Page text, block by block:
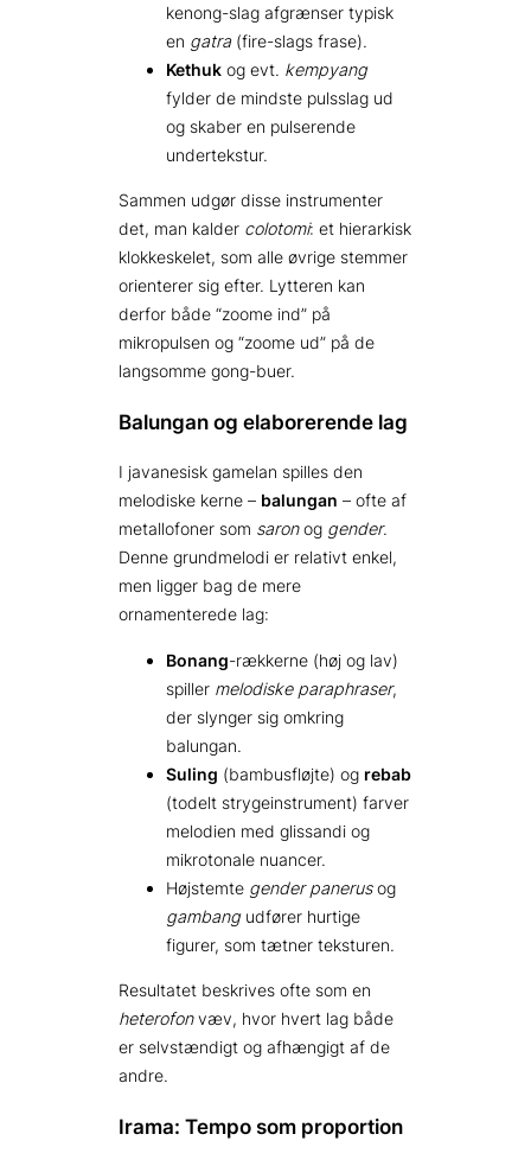
kenong-slag afgrænser typisk
en gatra(fire-slags frase).
Kethuk og evt. kempyang
fylder de mindste pulsslag ud
og skaber en pulserende
undertekstur.
Sammen udgør disse instrumenter
det, man kalder colotomi: et hierarkisk
klokkeskelet, som alle øvrige stemmer
orienterer sig efter. Lytteren kan
derfor både “zoome ind” på
mikropulsen og “zoome ud” på de
langsomme gong-buer.
Balungan og elaborerende lag
I javanesisk gamelan spilles den
melodiske kerne – balungan – ofte af
metallofoner som saronog gender.
Denne grundmelodi er relativt enkel,
men ligger bag de mere
ornamenterede lag:
Bonang-rækkerne (høj og lav)
spiller melodiske paraphraser,
der slynger sig omkring
balungan.
Suling (bambusfløjte) og rebab
(todelt strygeinstrument) farver
melodien med glissandi og
mikrotonale nuancer.
Højstemte gender panerusog
gambangudfører hurtige
figurer, som tætner teksturen.
Resultatet beskrives ofte som en
heterofonvæv, hvor hvert lag både
er selvstændigt og afhængigt af de
andre.
Irama: Tempo som proportion